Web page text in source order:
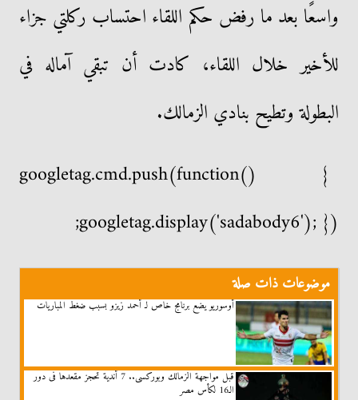
واسعًا بعد ما رفض حكم اللقاء احتساب ركلتي جزاء
للأخير خلال اللقاء، كادت أن تبقي آماله في
البطولة وتطيح بنادي الزمالك.
googletag.cmd.push(function() {
googletag.display('sadabody6'); });
موضوعات ذات صلة
أوسوريو يضع برنامج خاص لـ أحمد زيزو بسبب ضغط المباريات
قبل مواجهة الزمالك وبوركسى.. 7 أندية تحجز مقعدها فى دور
الـ16 لكأس مصر